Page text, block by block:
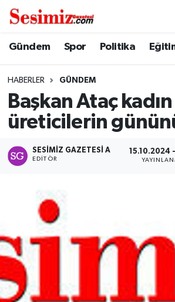
Gündem Spor Politika
HABERLER GÜNDEM
Başkan Ataç kadın
üreticilerin
SESIMIZ GAZETESI A
EDITÖR
15.10.2024
Dünya
Ekonomi
Gündem
Magazin
Politika
Spor
Nöbetçi Eczaneler
Hava Durumu
Namaz Vakitleri
Süper Lig Puan Durumu ve
Tüm Manşetler
Son Dakika Haberleri